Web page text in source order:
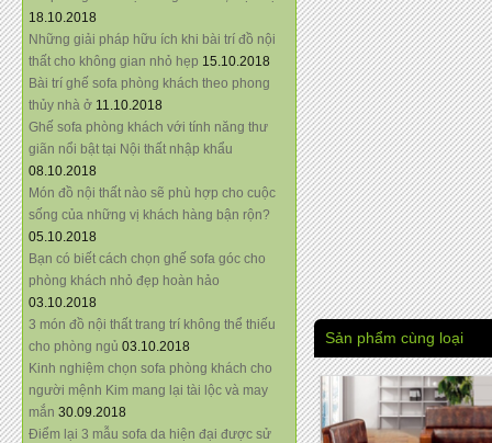
18.10.2018
Những giải pháp hữu ích khi bài trí đồ nội
thất cho không gian nhỏ hẹp 15.10.2018
Bài trí ghế sofa phòng khách theo phong
thủy nhà ở 11.10.2018
Ghế sofa phòng khách với tính năng thư
giãn nổi bật tại Nội thất nhập khẩu
08.10.2018
Món đồ nội thất nào sẽ phù hợp cho cuộc
sống của những vị khách hàng bận rộn?
05.10.2018
Bạn có biết cách chọn ghế sofa góc cho
phòng khách nhỏ đẹp hoàn hảo
03.10.2018
3 món đồ nội thất trang trí không thể thiếu
cho phòng ngủ 03.10.2018
Kinh nghiệm chọn sofa phòng khách cho
người mệnh Kim mang lại tài lộc và may
mắn 30.09.2018
Điểm lại 3 mẫu sofa da hiện đại được sử
Sản phẩm cùng loại